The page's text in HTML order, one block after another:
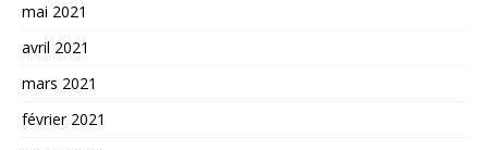
mai 2021
avril 2021
mars 2021
février 2021